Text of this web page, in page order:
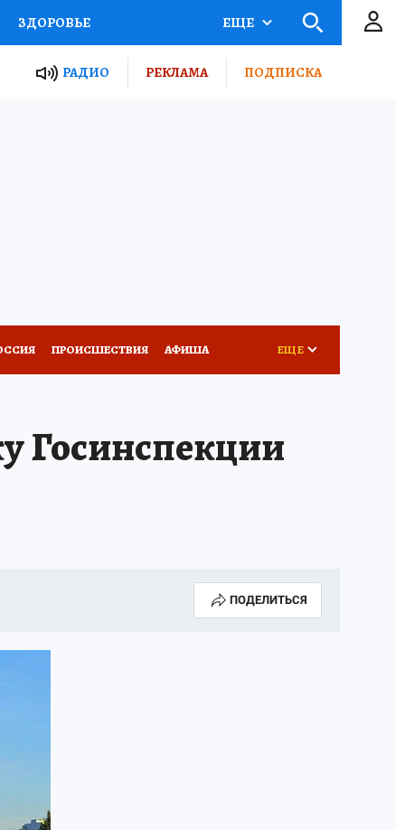
ЗДОРОВЬЕ
РОССИИ АФИША
ЕЩЕ
РАДИО РЕКЛАМА ПОДПИСКА
ПРОИСШЕСТВИЯ АФИША ЕЩЕ
Госинспекции
ПОДЕЛИТЬСЯ